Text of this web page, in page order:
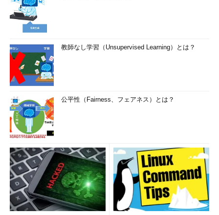
教師なし学習（Unsupervised Learning）とは？
公平性（Fairness、フェアネス）とは？